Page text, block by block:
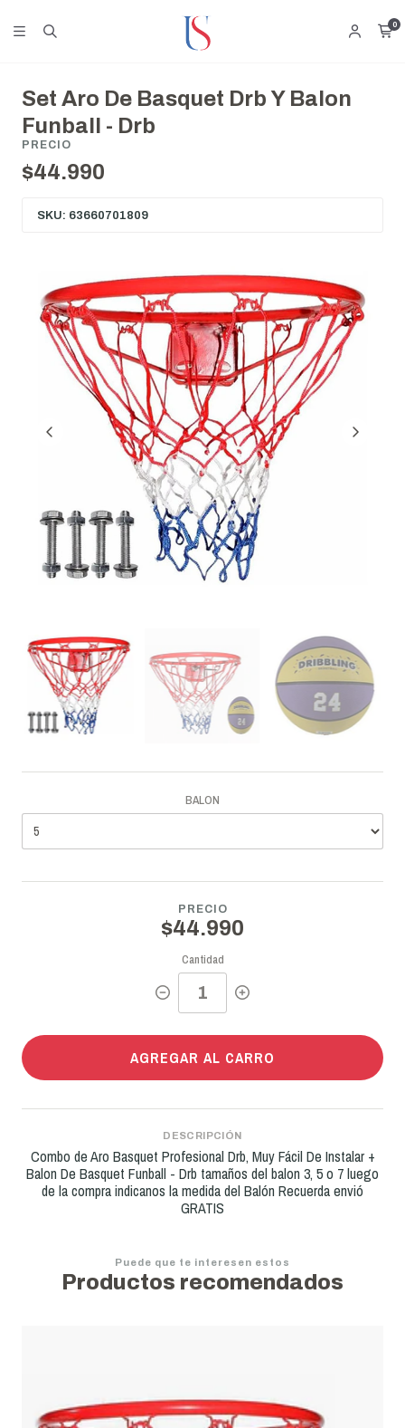
0
Set Aro De Basquet Drb Y Balon
Funball - Drb
PRECIO
$44.990
SKU: 63660701809
BALON
PRECIO
$44.990
Cantidad
AGREGAR AL CARRO
DESCRIPCIÓN
Combo de Aro Basquet Profesional Drb, Muy Fácil De Instalar +
Balon De Basquet Funball - Drb tamaños del balon 3, 5 o 7 luego
de la compra indicanos la medida del Balón Recuerda envió
GRATIS
Puede que te interesen estos
Productos recomendados